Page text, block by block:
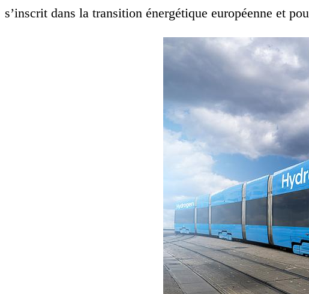
s’inscrit dans la transition énergétique européenne et